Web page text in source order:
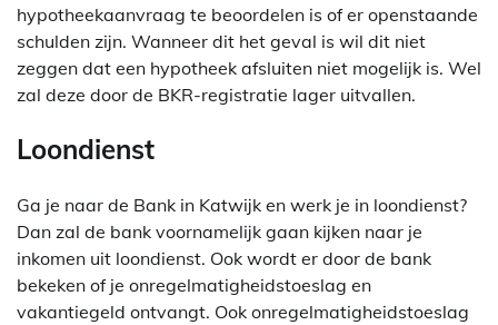
hypotheekaanvraag te beoordelen is of er openstaande
schulden zijn. Wanneer dit het geval is wil dit niet
zeggen dat een hypotheek afsluiten niet mogelijk is. Wel
zal deze door de BKR-registratie lager uitvallen.
Loondienst
Ga je naar de Bank in Katwijk en werk je in loondienst?
Dan zal de bank voornamelijk gaan kijken naar je
inkomen uit loondienst. Ook wordt er door de bank
bekeken of je onregelmatigheidstoeslag en
vakantiegeld ontvangt. Ook onregelmatigheidstoeslag